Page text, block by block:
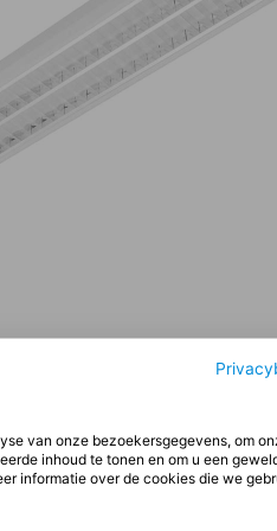
van onze bezoekersgegevens, om
inhoud te tonen en om u een
informatie over de cookies die we